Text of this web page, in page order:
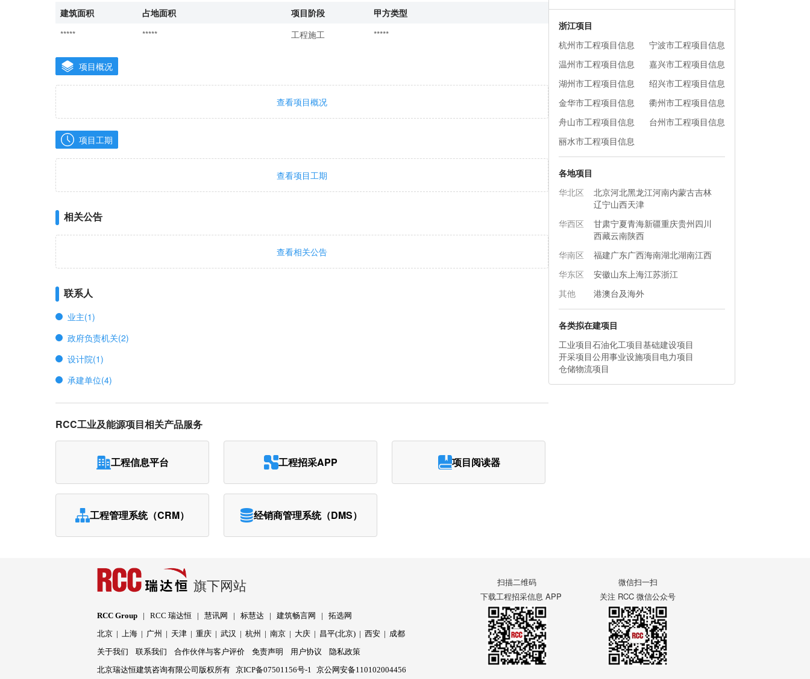
建筑面积
占地面积 项目阶段
甲方类型
*****
***** 工程施工 *****
项目概况
查看项目概况
项目工期
查看项目工期
相关公告
查看相关公告
联系人
业主(1)
政府负责机关(2)
设计院(1)
承建单位(4)
RCC工业及能源项目相关产品服务
工程信息平台 工程招采APP 项目阅读器
工程管理系统（CRM） 经销商管理系统（DMS）
浙江项目
杭州市工程项目信息
宁波市工程项目信息
温州市工程项目信息
嘉兴市工程项目信息
湖州市工程项目信息
绍兴市工程项目信息
金华市工程项目信息
衢州市工程项目信息
舟山市工程项目信息
台州市工程项目信息
丽水市工程项目信息
各地项目
华北区
北京河北黑龙江河南内蒙古吉林
辽宁山西天津
华西区
甘肃宁夏青海新疆重庆贵州四川
西藏云南陕西
华南区
福建广东广西海南湖北湖南江西
华东区
安徽山东上海江苏浙江
其他
港澳台及海外
各类拟在建项目
工业项目石油化工项目基础建设项目
开采项目公用事业设施项目电力项目
仓储物流项目
旗下网站
RCC Group |RCC 瑞达恒 |慧讯网 |标慧达 |建筑畅言网 |拓选网
北京 |上海 | 广州 | 天津 |重庆 |武汉 |杭州 |南京 | 大庆 | 昌平(北京) |西安 | 成都
关于我们
联系我们 合作伙伴与客户评价 免责声明 用户协议
隐私政策
北京瑞达恒建筑咨询有限公司版权所有京ICP备07501156号-1 京公网安备110102004456
扫描二维码
下载工程招采信息 APP
微信扫一扫
关注 RCC 微信公众号